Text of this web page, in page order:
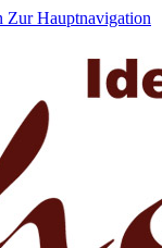
Zur Hauptnavigation